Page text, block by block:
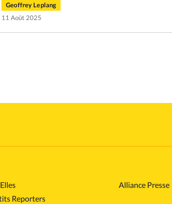
Geoffrey Leplang
11 Août 2025
Reporters
Alliance Presse